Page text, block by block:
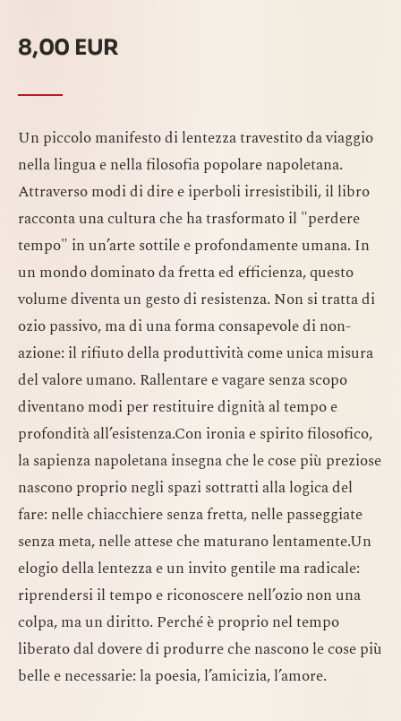
8,00 EUR
Un piccolo manifesto di lentezza travestito da viaggio
nella lingua e nella filosofia popolare napoletana.
Attraverso modi di dire e iperboli irresistibili, il libro
racconta una cultura che ha trasformato il "perdere
tempo" in un’arte sottile e profondamente umana. In
un mondo dominato da fretta ed efficienza, questo
volume diventa un gesto di resistenza. Non si tratta di
ozio passivo, ma di una forma consapevole di non-
azione: il rifiuto della produttività come unica misura
del valore umano. Rallentare e vagare senza scopo
diventano modi per restituire dignità al tempo e
profondità all’esistenza.Con ironia e spirito filosofico,
la sapienza napoletana insegna che le cose più preziose
nascono proprio negli spazi sottratti alla logica del
fare: nelle chiacchiere senza fretta, nelle passeggiate
senza meta, nelle attese che maturano lentamente.Un
elogio della lentezza e un invito gentile ma radicale:
riprendersi il tempo e riconoscere nell’ozio non una
colpa, ma un diritto. Perché è proprio nel tempo
liberato dal dovere di produrre che nascono le cose più
belle e necessarie: la poesia, l’amicizia, l’amore.